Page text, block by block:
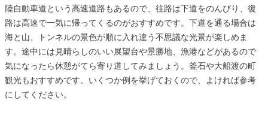
陸自動車道という高速道路もあるので、往路は下道をのんびり、復
路は高速で一気に帰ってくるのがおすすめです。下道を通る場合は
海と山、トンネルの景色が順に入れ違う不思議な光景が楽しめま
す。途中には見晴らしのいい展望台や景勝地、漁港などがあるので
気になったら休憩がてら寄り道してみましょう。釜石や大船渡の町
観光もおすすめです。いくつか例を挙げておくので、よければ参考
にしてください。